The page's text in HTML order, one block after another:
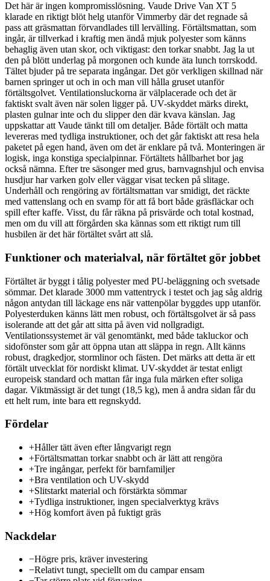
Det här är ingen kompromisslösning. Vaude Drive Van XT 5
klarade en riktigt blöt helg utanför Vimmerby där det regnade så
pass att gräsmattan förvandlades till lervälling. Förtältsmattan, som
ingår, är tillverkad i kraftig men ändå mjuk polyester som känns
behaglig även utan skor, och viktigast: den torkar snabbt. Jag la ut
den på blött underlag på morgonen och kunde äta lunch torrskodd.
Tältet bjuder på tre separata ingångar. Det gör verkligen skillnad när
barnen springer ut och in och man vill hålla gruset utanför
förtältsgolvet. Ventilationsluckorna är välplacerade och det är
faktiskt svalt även när solen ligger på. UV-skyddet märks direkt,
plasten gulnar inte och du slipper den där kvava känslan. Jag
uppskattar att Vaude tänkt till om detaljer. Både förtält och matta
levereras med tydliga instruktioner, och det går faktiskt att resa hela
paketet på egen hand, även om det är enklare på två. Monteringen är
logisk, inga konstiga specialpinnar. Förtältets hållbarhet bor jag
också nämna. Efter tre säsonger med grus, barnvagnshjul och envisa
husdjur har varken golv eller väggar visat tecken på slitage.
Underhåll och rengöring av förtältsmattan var smidigt, det räckte
med vattenslang och en svamp för att få bort både gräsfläckar och
spill efter kaffe. Visst, du får räkna på prisvärde och total kostnad,
men om du vill att förgården ska kännas som ett riktigt rum till
husbilen är det här förtältet svårt att slå.
Funktioner och materialval, när förtältet gör jobbet
Förtältet är byggt i tålig polyester med PU-beläggning och svetsade
sömmar. Det klarade 3000 mm vattentryck i testet och jag såg aldrig
någon antydan till läckage ens när vattenpölar byggdes upp utanför.
Polyesterduken känns lätt men robust, och förtältsgolvet är så pass
isolerande att det går att sitta på även vid nollgradigt.
Ventilationssystemet är väl genomtänkt, med både takluckor och
sidofönster som går att öppna utan att släppa in regn. Allt känns
robust, dragkedjor, stormlinor och fästen. Det märks att detta är ett
förtält utvecklat för nordiskt klimat. UV-skyddet är testat enligt
europeisk standard och mattan får inga fula märken efter soliga
dagar. Viktmässigt är det tungt (18,5 kg), men å andra sidan får du
ett helt rum, inte bara ett regnskydd.
Fördelar
+Håller tätt även efter långvarigt regn
+Förtältsmattan torkar snabbt och är lätt att rengöra
+Tre ingångar, perfekt för barnfamiljer
+Bra ventilation och UV-skydd
+Slitstarkt material och förstärkta sömmar
+Tydliga instruktioner, ingen specialverktyg krävs
+Hög komfort även på fuktigt gräs
Nackdelar
−Högre pris, kräver investering
−Relativt tungt, speciellt om du campar ensam